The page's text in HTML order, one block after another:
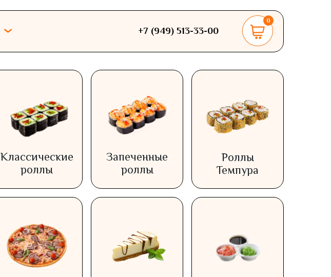
+7 (949) 513-33-00
0
Классические
роллы
Запеченные
роллы
Роллы
Темпура